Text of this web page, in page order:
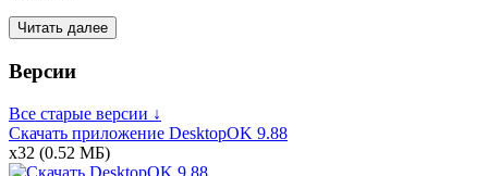
Читать далее
Версии
Все старые версии ↓
Скачать приложение DesktopOK 9.88
x32 (0.52 МБ)